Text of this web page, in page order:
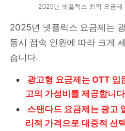
2025년 넷플릭스 최적 요금제
2025년 넷플릭스 요금제는
동시 접속 인원에 따라 크게
습니다.
광고형 요금제는 OTT 입
고의 가성비를 제공합니
스탠다드 요금제는 광고
리적 가격으로 대중적 선